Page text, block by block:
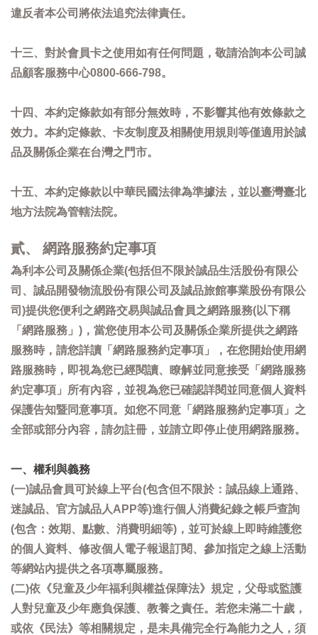
違反者本公司將依法追究法律責任。
十三、對於會員卡之使用如有任何問題，敬請洽詢本公司誠
品顧客服務中心0800-666-798。
十四、本約定條款如有部分無效時，不影響其他有效條款之
效力。本約定條款、卡友制度及相關使用規則等僅適用於誠
品及關係企業在台灣之門市。
十五、本約定條款以中華民國法律為準據法，並以臺灣臺北
地方法院為管轄法院。
貳、 網路服務約定事項
為利本公司及關係企業(包括但不限於誠品生活股份有限公
司、誠品開發物流股份有限公司及誠品旅館事業股份有限公
司)提供您便利之網路交易與誠品會員之網路服務(以下稱
「網路服務」)，當您使用本公司及關係企業所提供之網路
服務時，請您詳讀「網路服務約定事項」，在您開始使用網
路服務時，即視為您已經閱讀、瞭解並同意接受「網路服務
約定事項」所有內容，並視為您已確認詳閱並同意個人資料
保護告知暨同意事項。如您不同意「網路服務約定事項」之
全部或部分內容，請勿註冊，並請立即停止使用網路服務。
一、權利與義務
(一)誠品會員可於線上平台(包含但不限於：誠品線上通路、
迷誠品、官方誠品人APP等)進行個人消費紀錄之帳戶查詢
(包含：效期、點數、消費明細等)，並可於線上即時維護您
的個人資料、修改個人電子報退訂閱、參加指定之線上活動
等網站內提供之各項專屬服務。
(二)依《兒童及少年福利與權益保障法》規定，父母或監護
人對兒童及少年應負保護、教養之責任。若您未滿二十歲，
或依《民法》等相關規定，是未具備完全行為能力之人，須